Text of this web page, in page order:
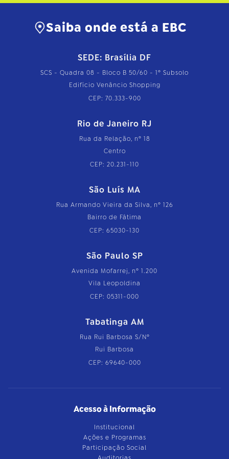
Saiba onde está a EBC
SEDE: Brasília DF
SCS - Quadra 08 - Bloco B 50/60 - 1º Subsolo
Edifício Venâncio Shopping
CEP: 70.333-900
Rio de Janeiro RJ
Rua da Relação, nº 18
Centro
CEP: 20.231-110
São Luís MA
Rua Armando Vieira da Silva, nº 126
Bairro de Fátima
CEP: 65030-130
São Paulo SP
Avenida Mofarrej, nº 1.200
Vila Leopoldina
CEP: 05311-000
Tabatinga AM
Rua Rui Barbosa S/Nº
Rui Barbosa
CEP: 69640-000
Acesso à Informação
Institucional
Ações e Programas
Participação Social